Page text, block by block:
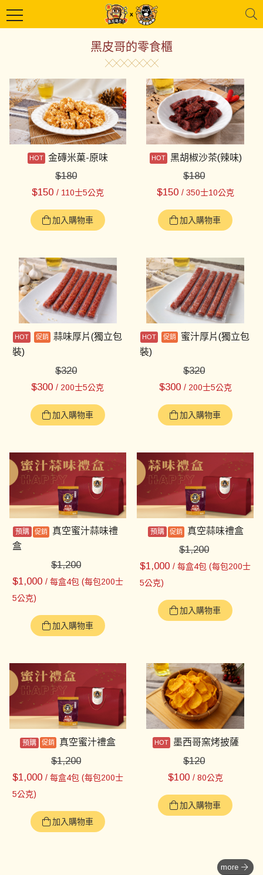
黑皮哥的零食櫃
金磚米菓-原味
$180
$150 / 110士5公克
加入購物車
黑胡椒沙茶(辣味)
$180
$150 / 350士10公克
加入購物車
蒜味厚片(獨立包
裝)
$320
$300/ 200士5公克
加入購物車
蜜汁厚片(獨立包
裝)
$320
$300 / 200士5公克
加入購物車
預購
真空蜜汁蒜味禮
盒
$1,200
$1,000 / 每盒4包 (每包200士
5公克)
加入購物車
預購 真空蒜味禮盒
$1,200
$1,000 / 每盒4包 (每包200士
5公克)
加入購物車
預購 真空蜜汁禮盒
$1,200
$1,000 / 每盒4包 (每包200士
5公克)
加入購物車
墨西哥窯烤披薩
$120
$100 / 80公克
加入購物車
more